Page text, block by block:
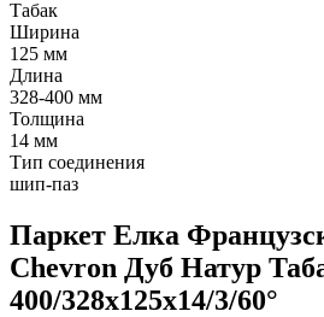
Табак
Ширина
125 мм
Длина
328-400 мм
Толщина
14 мм
Тип соединения
шип-паз
Паркет Елка
Chevron Дуб Натур
400/328х125х14/3/60°